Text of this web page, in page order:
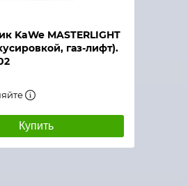
KaWe MASTERLIGHT
газ-лифт).
Купить